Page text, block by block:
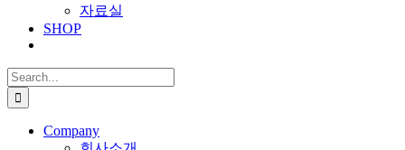
자료실
SHOP
Search
for:
Company